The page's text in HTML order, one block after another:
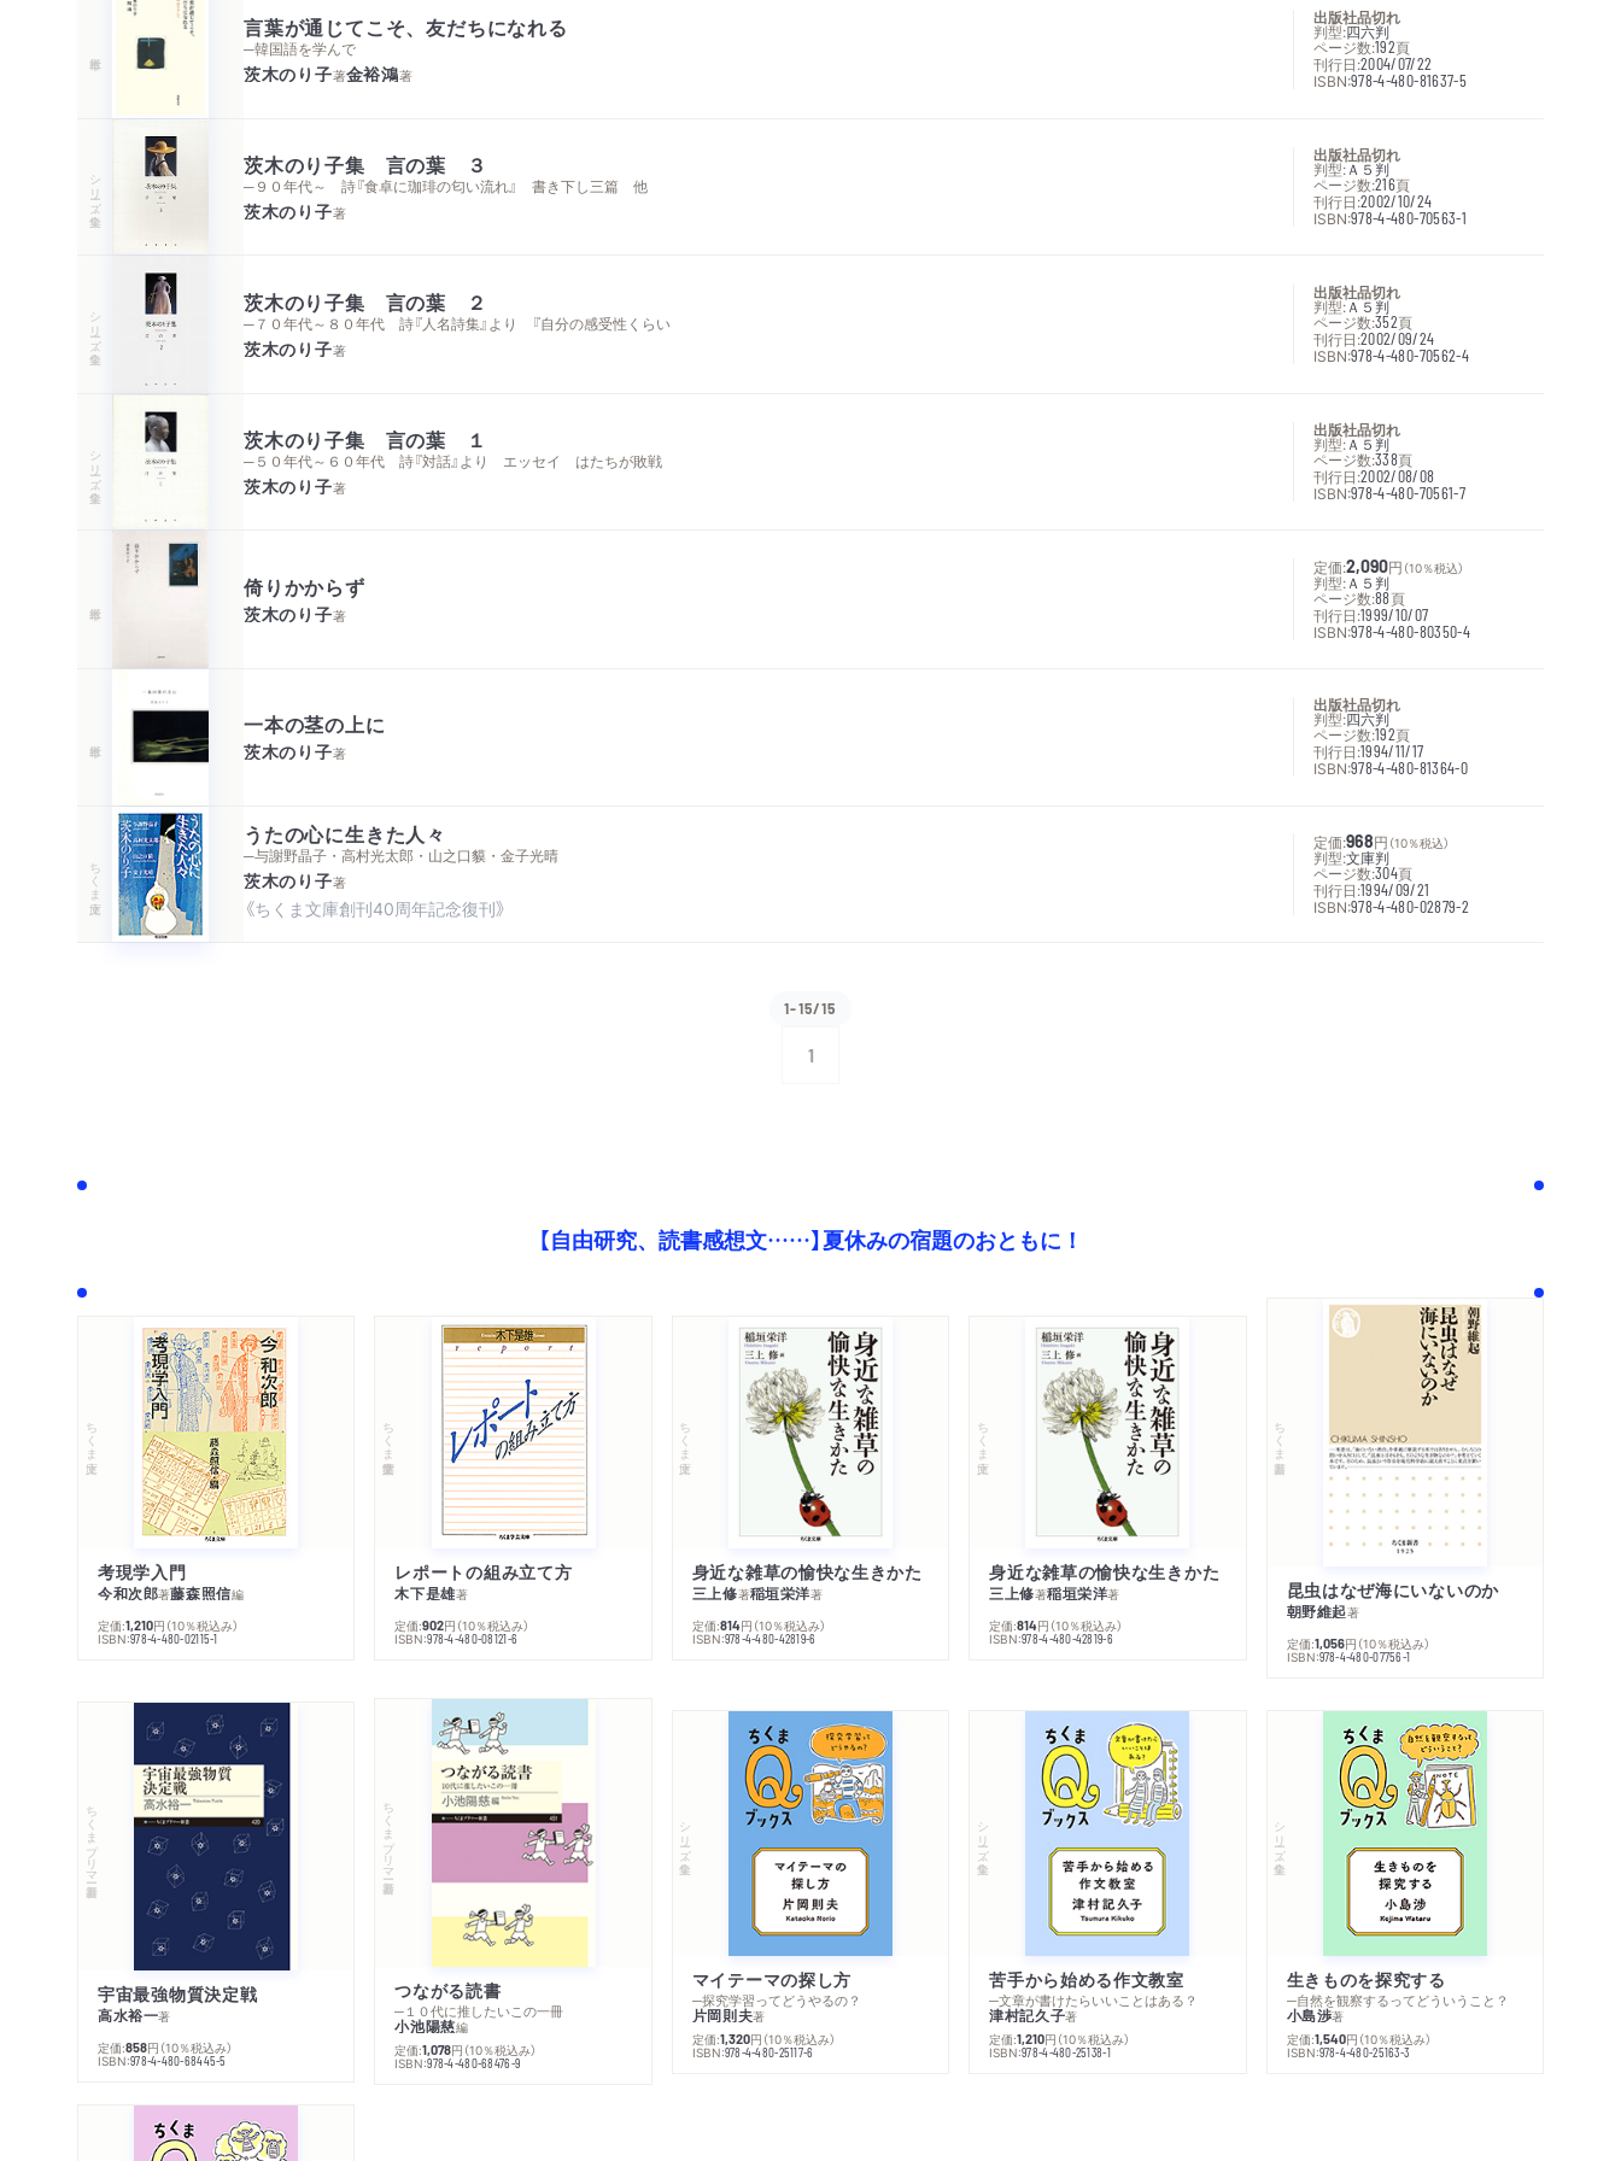
言葉が通じてこそ、友だちになれる
─韓国語を学んで
茨木のり子著金裕鴻著
出版社品切れ
判型:四六判
ページ数:192頁
刊行日:2004/07/22
ISBN:978-4-480-81637-5
シリーズ・全集
茨木のり子集 言の葉 ３
─９０年代～ 詩『食卓に珈琲の匂い流れ』 書き下し三篇 他
茨木のり子著
出版社品切れ
判型:Ａ５判
ページ数:216頁
刊行日:2002/10/24
ISBN:978-4-480-70563-1
シリーズ・全集
茨木のり子集 言の葉 ２
─７０年代～８０年代 詩『人名詩集』より 『自分の感受性くらい
茨木のり子著
出版社品切れ
判型: Ａ５判
ページ数:352頁
刊行日:2002/09/24
ISBN:978-4-480-70562-4
シリーズ・全集
茨木のり子集 言の葉 １
─５０年代～６０年代 詩『対話』より エッセイ はたちが敗戦
茨木のり子著
出版社品切れ
判型: Ａ５判
ページ数:338頁
刊行日:2002/08/08
ISBN:978-4-480-70561-7
倚りかからず
茨木のり子著
定価:2,090円 （10％税込）
判型: Ａ５判
ページ数:88頁
刊行日:1999/10/07
ISBN:978-4-480-80350-4
一本の茎の上に
茨木のり子著
出版社品切れ
判型:四六判
ページ数:192頁
刊行日:1994/11/17
ISBN:978-4-480-81364-0
ちくま文庫
うたの心に生きた人々
─与謝野晶子・高村光太郎・山之口貘・金子光晴
茨木のり子著
《ちくま文庫創刊40周年記念復刊》
定価:968円 （10％税込）
判型:文庫判
ページ数:304頁
刊行日:1994/09/21
ISBN:978-4-480-02879-2
1-15/15
1
【自由研究、読書感想文……】夏休みの宿題のおともに！
ちくま文庫
考現学入門
今和次郎著藤森照信編
定価:1,210円 （10％税込み）
ISBN:978-4-480-02115-1
ちくま学芸文庫
レポートの組み立て方
木下是雄著
定価:902円 （10％税込み）
ISBN:978-4-480-08121-6
ちくま文庫
身近な雑草の愉快な生きかた
三上修著稲垣栄洋著
定価:814円 （10％税込み）
ISBN:978-4-480-42819-6
ちくま文庫
身近な雑草の愉快な生きかた
三上修著稲垣栄洋著
定価:814円 （10％税込み）
ISBN:978-4-480-42819-6
ちくま新書
昆虫はなぜ海にいないのか
朝野維起著
定価:1,056円 （10％税込み）
ISBN:978-4-480-07756-1
ちくまプリマー新書
宇宙最強物質決定戦
高水裕一著
定価:858円 （10％税込み）
ISBN:978-4-480-68445-5
ちくまプリマー新書
つながる読書
─１０代に推したいこの一冊
小池陽慈編
定価:1,078円 （10％税込み）
ISBN:978-4-480-68476-9
シリーズ・全集
マイテーマの探し方
─探究学習ってどうやるの？
片岡則夫著
定価:1,320円 （10％税込み）
ISBN:978-4-480-25117-6
シリーズ・全集
苦手から始める作文教室
─文章が書けたらいいことはある？
津村記久子著
定価:1,210円 （10％税込み）
ISBN:978-4-480-25138-1
シリーズ・全集
生きものを探究する
─自然を観察するってどういうこと？
小島渉著
定価:1,540円 （10％税込み）
ISBN:978-4-480-25163-3